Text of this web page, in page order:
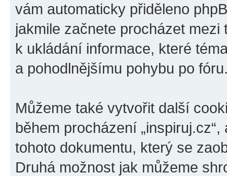
vám automaticky přiděleno
jakmile začnete procházet mezi
k ukládání informace, které
a pohodlnějšímu pohybu po
Můžeme také vytvořit další
během procházení
tohoto dokumentu, který se
Druhá možnost jak můžeme